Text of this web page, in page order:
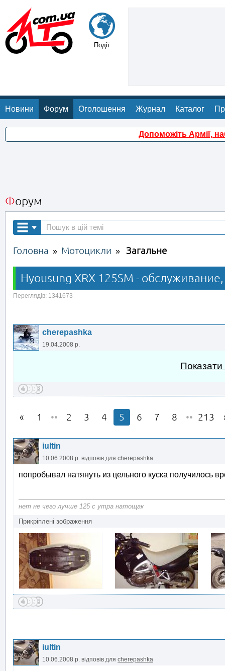
Події
Новини Форум Оголошення Журнал Каталог
Допоможіть Армії,
Форум
Головна » Мотоцикли » Загальне
Hyousung XRX 125SM -
Переглядів: 1341673
cherepashka
19.04.2008 р.
Показати
1 •• 2 3 4 5 6 7 8 •• 213
iultin
10.06.2008 р. відповів для cherepashka
попробывал натянуть из цельного куска получилось
нет не чего лучше 125 с утра натощак
Прикріплені зображення
iultin
10.06.2008 р. відповів для cherepashka